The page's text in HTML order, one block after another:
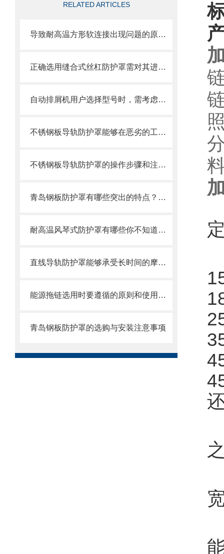
RELATED ARTICLES
导致耐高温方形软连接出现问题的原因大家都遇到哪些？
正确选用缝合式丝杠防护罩需对其进行风险评估
自动排屑机用户选择型号时，需考虑哪些事项？
不锈钢板导轨防护罩能够在恶劣的工作环境中长期使用
不锈钢板导轨防护罩的操作步骤和注意事项
青岛钢板防护罩有哪些突出的特点？还不快来了解一下
耐高温风琴式防护罩有哪些你不知道的小细节？
直线导轨防护罩能够承受长时间的摩擦和冲击
能源拖链选用时要遵循的原则和使用时需注意的事项
青岛钢板防护罩的选购与安装注意事项